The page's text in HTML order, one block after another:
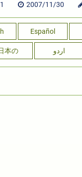
2007/11/30
Español
本の اردو